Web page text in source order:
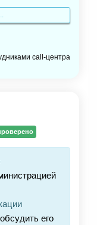
онлайн
и
вопросы
от него ответ.
к ней с
курс
благодарна
развитие и не
call-центра
его